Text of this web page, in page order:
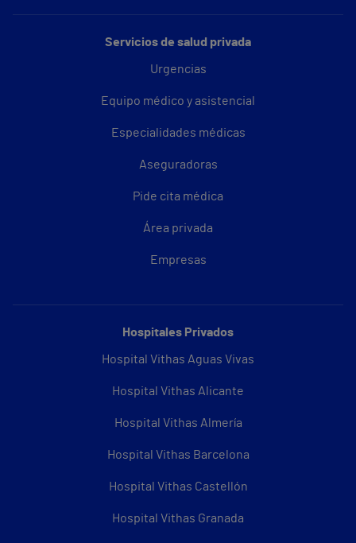
Servicios de salud privada
Urgencias
Equipo médico y asistencial
Especialidades médicas
Aseguradoras
Pide cita médica
Área privada
Empresas
Hospitales Privados
Hospital Vithas Aguas Vivas
Hospital Vithas Alicante
Hospital Vithas Almería
Hospital Vithas Barcelona
Hospital Vithas Castellón
Hospital Vithas Granada